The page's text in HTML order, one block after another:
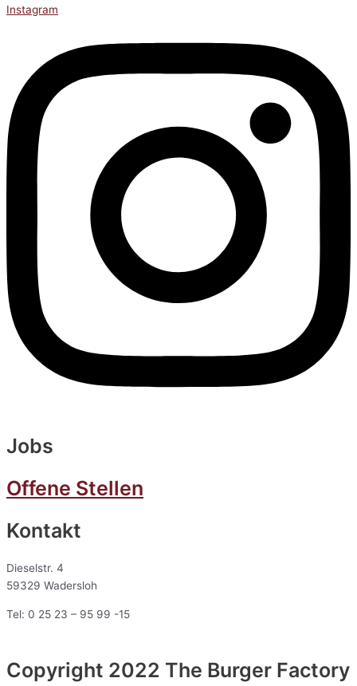
Instagram
Jobs
Offene Stellen
Kontakt
Dieselstr. 4
59329 Wadersloh
Tel: 0 25 23 – 95 99 -15
Copyright 2022 The Burger Factory